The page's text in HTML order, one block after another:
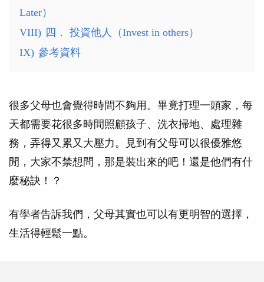
Later）
VIII) 四． 投資他人（Invest in others）
IX) 參考資料
很多父母也會覺得時間不夠用。畢竟打理一頭家，每
天都需要花很多時間照顧孩子、洗衣掃地、處理雜
務，弄得又累又大壓力。見到有父母可以很優雅悠
閒，大家不禁想問，那是裝出來的吧！還是他們有什
麼秘訣！？
有學者告訴我們，父母其實也可以有更明智的選擇，
生活得輕鬆一點。